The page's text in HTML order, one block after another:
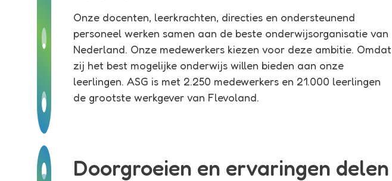
Onze docenten, leerkrachten, directies en ondersteunend
personeel werken samen aan de beste onderwijsorganisatie van
Nederland. Onze medewerkers kiezen voor deze ambitie. Omdat
zij het best mogelijke onderwijs willen bieden aan onze
leerlingen. ASG is met 2.250 medewerkers en 21.000 leerlingen
de grootste werkgever van Flevoland.
Doorgroeien en ervaringen delen